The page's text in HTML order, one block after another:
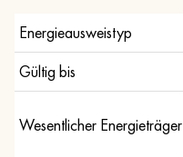
Energieausweistyp
Gültig bis
Wesentlicher Energieträger